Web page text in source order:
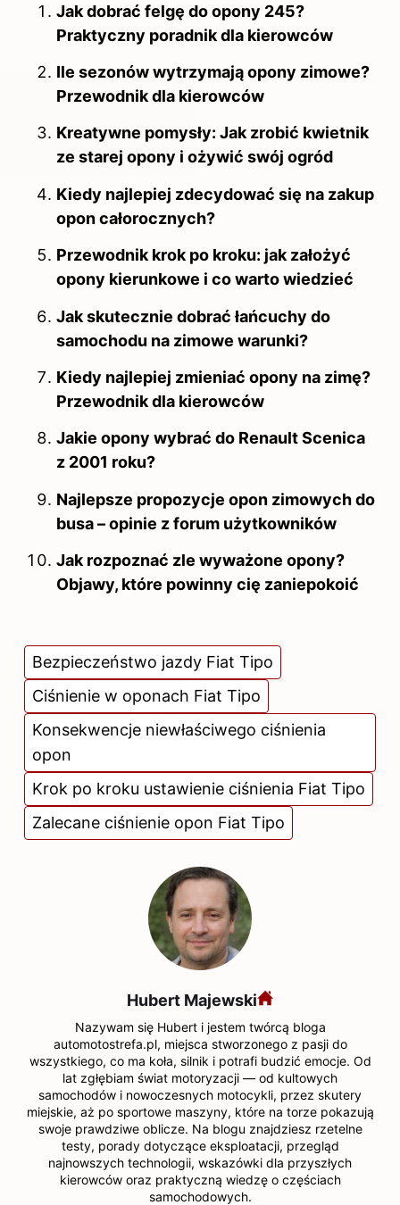
Jak dobrać felgę do opony 245?
Praktyczny poradnik dla kierowców
Ile sezonów wytrzymają opony zimowe?
Przewodnik dla kierowców
Kreatywne pomysły: Jak zrobić kwietnik
ze starej opony i ożywić swój ogród
Kiedy najlepiej zdecydować się na zakup
opon całorocznych?
Przewodnik krok po kroku: jak założyć
opony kierunkowe i co warto wiedzieć
Jak skutecznie dobrać łańcuchy do
samochodu na zimowe warunki?
Kiedy najlepiej zmieniać opony na zimę?
Przewodnik dla kierowców
Jakie opony wybrać do Renault Scenica
z 2001 roku?
Najlepsze propozycje opon zimowych do
busa – opinie z forum użytkowników
Jak rozpoznać zle wyważone opony?
Objawy, które powinny cię zaniepokoić
Bezpieczeństwo jazdy Fiat Tipo
Ciśnienie w oponach Fiat Tipo
Konsekwencje niewłaściwego ciśnienia
opon
Krok po kroku ustawienie ciśnienia Fiat Tipo
Zalecane ciśnienie opon Fiat Tipo
Hubert Majewski
Nazywam się Hubert i jestem twórcą bloga
automotostrefa.pl, miejsca stworzonego z pasji do
wszystkiego, co ma koła, silnik i potrafi budzić emocje. Od
lat zgłębiam świat motoryzacji — od kultowych
samochodów i nowoczesnych motocykli, przez skutery
miejskie, aż po sportowe maszyny, które na torze pokazują
swoje prawdziwe oblicze. Na blogu znajdziesz rzetelne
testy, porady dotyczące eksploatacji, przegląd
najnowszych technologii, wskazówki dla przyszłych
kierowców oraz praktyczną wiedzę o częściach
samochodowych.